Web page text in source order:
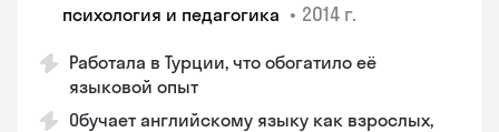
психология и педагогика • 2014 г.
Работала в Турции, что обогатило её
языковой опыт
Обучает английскому языку как взрослых,